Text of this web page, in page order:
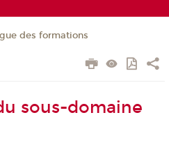
des formations
sous-domaine